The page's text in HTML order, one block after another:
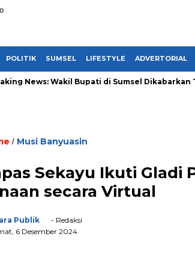
POLITIK SUMSEL LIFESTYLE ADVERTORIAL
News: Wakil Bupati di Sumsel Dikabarkan
/ Musi Banyuasin
Sekayu Ikuti Gladi
secara Virtual
Publik
- Redaksi
6 Desember 2024